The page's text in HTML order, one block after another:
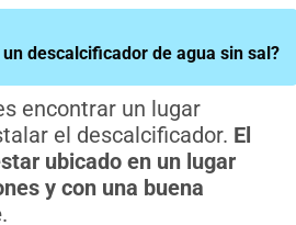
descalcificador de agua sin sal?
encontrar un lugar
el descalcificador. El
ubicado en un lugar
y con una buena
.